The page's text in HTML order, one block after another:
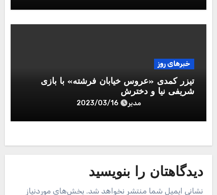
خبرهای روز
تیزر کمدی «عروس خیابان فرشته» با بازی
شریفی نیا و دخترش
مدیر 2023/03/16
دیدگاهتان را بنویسید
نشانی ایمیل شما منتشر نخواهد شد. بخش‌های موردنیاز